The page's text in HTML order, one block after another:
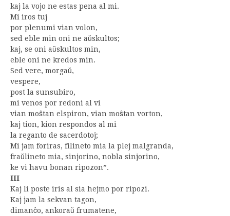
kaj la vojo ne estas pena al mi.
Mi iros tuj
por plenumi vian volon,
sed eble min oni ne aŭskultos;
kaj, se oni aŭskultos min,
eble oni ne kredos min.
Sed vere, morgaŭ,
vespere,
post la sunsubiro,
mi venos por redoni al vi
vian moŝtan elspiron, vian moŝtan vorton,
kaj tion, kion respondos al mi
la reganto de sacerdotoj;
Mi jam foriras, filineto mia la plej malgranda,
fraŭlineto mia, sinjorino, nobla sinjorino,
ke vi havu bonan ripozon”.
III
Kaj li poste iris al sia hejmo por ripozi.
Kaj jam la sekvan tagon,
dimanĉo, ankoraŭ frumatene,